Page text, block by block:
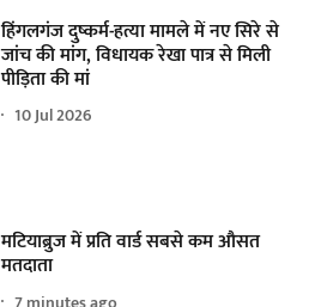
हिंगलगंज दुष्कर्म-हत्या मामले में नए सिरे से
जांच की मांग, विधायक रेखा पात्र से मिली
पीड़िता की मां
10 Jul 2026
मटियाब्रुज में प्रति वार्ड सबसे कम औसत
मतदाता